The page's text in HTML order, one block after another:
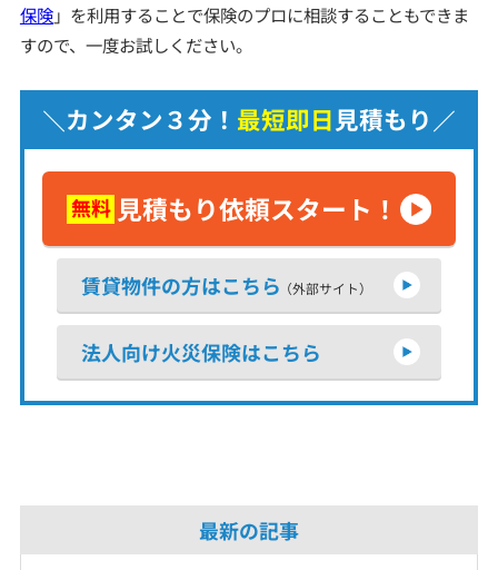
保険」を利用することで保険のプロに相談することもできま
すので、一度お試しください。
カンタン３分！ 最短即日見積もり
無料 見積もり依頼スタート！
賃貸物件の方はこちら（外部サイト）
法人向け火災保険はこちら
最新の記事